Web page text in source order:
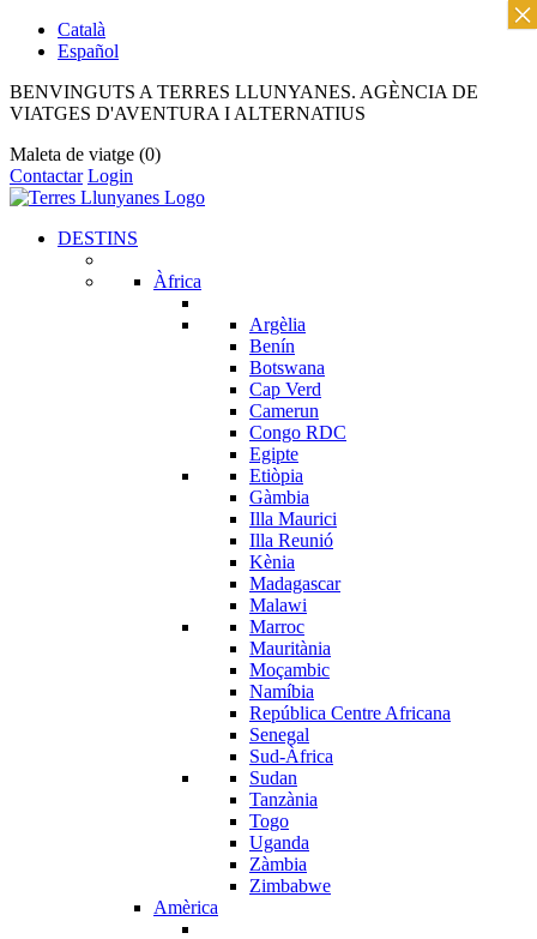
Català
Español
BENVINGUTS A TERRES LLUNYANES. AGÈNCIA DE
VIATGES D'AVENTURA I ALTERNATIUS
Maleta de viatge (0)
Contactar Login
DESTINS
Àfrica
Argèlia
Benín
Botswana
Cap Verd
Camerun
Congo RDC
Egipte
Etiòpia
Gàmbia
Illa Maurici
Illa Reunió
Kènia
Madagascar
Malawi
Marroc
Mauritània
Moçambic
Namíbia
República Centre Africana
Senegal
Sud-Àfrica
Sudan
Tanzània
Togo
Uganda
Zàmbia
Zimbabwe
Amèrica
×